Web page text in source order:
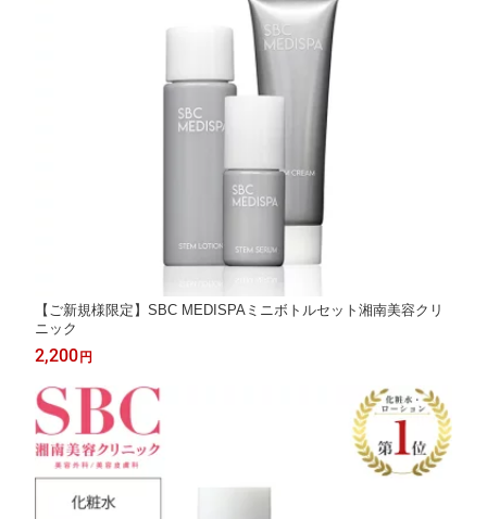
【ご新規様限定】SBC MEDISPAミニボトルセット湘南美容クリ
ニック
2,200 円